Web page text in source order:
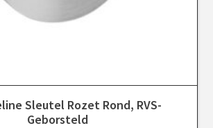
Sleutel Rozet Rond, RVS-
Geborsteld